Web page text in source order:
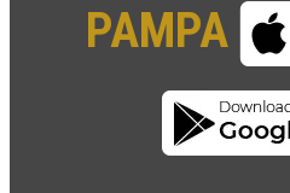
PAMPA